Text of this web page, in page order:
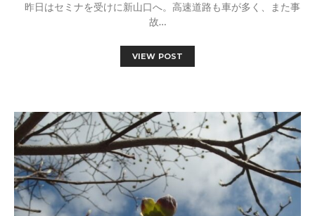
昨日はセミナを受けに新山口へ。高速道路も車が多く、また事
故…
VIEW POST